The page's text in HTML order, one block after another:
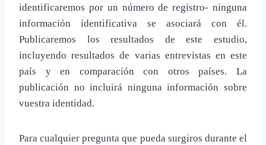
identificaremos por un número de registro- ninguna
información identificativa se asociará con él.
Publicaremos los resultados de este estudio,
incluyendo resultados de varias entrevistas en este
país y en comparación con otros países. La
publicación no incluirá ninguna información sobre
vuestra identidad.
Para cualquier pregunta que pueda surgiros durante el